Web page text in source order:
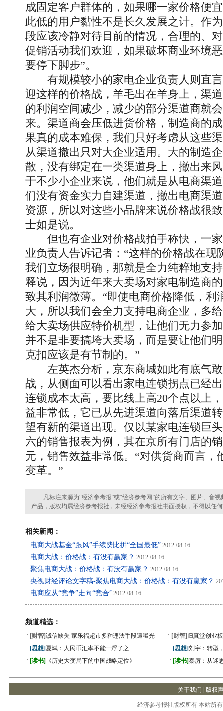
成固定客户群体的，如果哪一家价格便
此低的用户黏性不是长久发展之计。作
段应该冷静对待目前的情况，合理的、
促销活动我们欢迎，如果破坏商业环境
要停下脚步”。
有规模较小的家电企业负责人则直言
迎这样的价格战，羊毛出在羊身上，渠
的利润空间减少，减少的部分渠道商就
来。渠道商会压低进货价格，制造商的
果真的成本难保，我们只好考虑从这些
从渠道撤出只对大企业适用。大的制造
散，没有绑定在一类渠道身上，撤出来
于不少小企业来说，他们就是从电商渠
们没有资金实力自建渠道，撤出电商渠
资源，所以对这些小品牌来说价格战很
士如是说。
但也有企业对价格战拍手称快，一家
业负责人告诉记者：“这样的价格战在现
我们立场很明确，那就是全力纯粹地支
释说，因为近年来大卖场对家电制造商
致其利润微薄。“即使电商价格降低，利
大，所以我们会全力支持电商企业，多
给大卖场供应特价机型，让他们无力参
并不是非要搞垮大卖场，而是要让他们
克扣应该是有节制的。”
左英杰分析，京东商城如此有底气敢
战，从侧面可以看出家电连锁拐点已经
连锁成本太高，要比线上高20个点以上
益非常低，它已从先进渠道向落后渠道
望有新的渠道出现。仅以某家电连锁巨
六的销售报表为例，其在京所有门店的
元，销售效益非常低。“对供货商而言，
变革。”
凡标注来源为“经济参考报”或“经济参考网”的所有文字、图片、音视
产品，版权均属经济参考报社，未经经济参考报社书面授权，不得以任
相关新闻：
· 电商大战基金“跟风”手续费比拼“全国最低” 2012-08-16
· 电商大战：价格战：有没有赢家？ 2012-08-16
· 聚焦电商大战：价格战：有没有赢家？ 2012-08-16
· 央视财经评论文字稿-聚焦电商大战：价格战：有没有赢家？
· 电商应从“竞争”走向“竞合” 2012-08-16
频道精选：
· [财智]诚信缺失 家乐福超市多种违法手段遭曝光 · [财智] 归真堂创业
· [思想]夏斌：人民币汇率不能一浮了之 · [思想]刘宇：转型
· [读书] 《历史大变局下的中国战略定位》 · [读书]秦厉：从迷
关于我们 版权
经济参考报社版权所有 本站所